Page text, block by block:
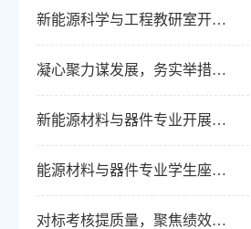
新能源科学与工程教研室开展2025年度述职
凝心聚力谋发展，务实举措擘蓝图——电气工程及其自动化教研室开展工作会议
新能源材料与器件专业开展考研主题讲座
能源材料与器件专业学生座谈会顺利召开
对标考核提质量，聚焦绩效促提升——机器人工程教研室召开2025年年终考核动员会